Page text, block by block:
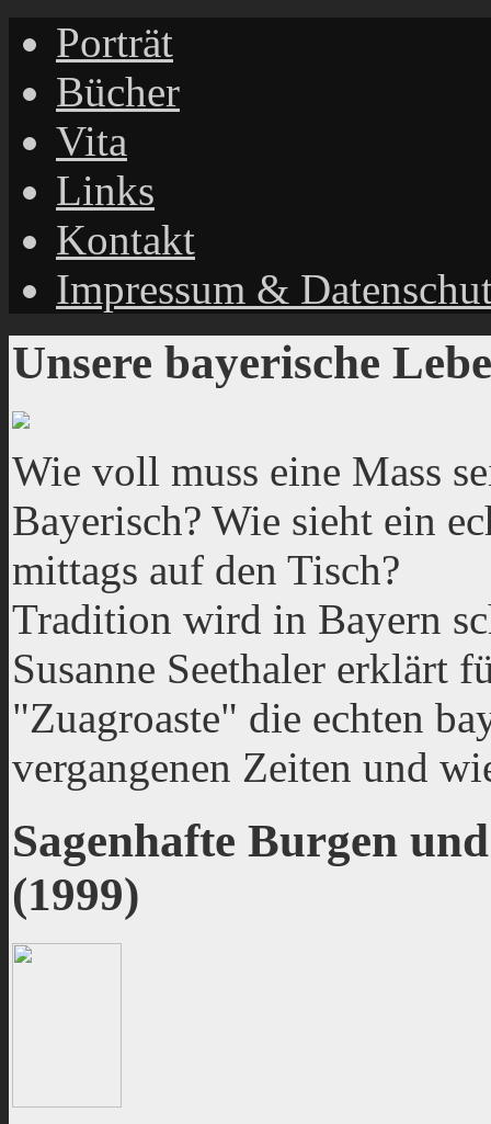
Porträt
Bücher
Vita
Links
Kontakt
Impressum &
Unsere bayerische
Wie voll muss eine Mass
Bayerisch? Wie sieht ein
mittags auf den Tisch?
Tradition wird in Bayern
Susanne Seethaler erklärt
"Zuagroaste" die echten
vergangenen Zeiten und
Sagenhafte Burgen
(1999)